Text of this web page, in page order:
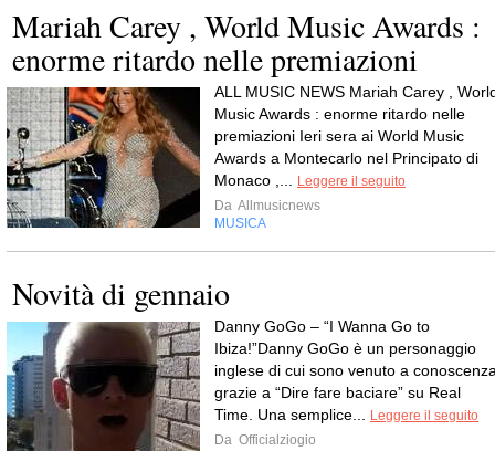
Mariah Carey , World Music Awards :
enorme ritardo nelle premiazioni
ALL MUSIC NEWS Mariah Carey ,
Music Awards : enorme ritardo nelle
premiazioni Ieri sera ai World Music
Awards a Montecarlo nel Principato di
Monaco ,...
Leggere il seguito
Da Allmusicnews
MUSICA
Novità di gennaio
Danny GoGo – “I Wanna Go to
Ibiza!”Danny GoGo è un personaggio
inglese di cui sono venuto a
grazie a “Dire fare baciare” su Real
Time. Una semplice...
Leggere il seguito
Da Officialziogio